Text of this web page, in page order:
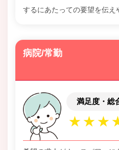
するにあたっての要望を伝え
病院/常勤
満足度・総